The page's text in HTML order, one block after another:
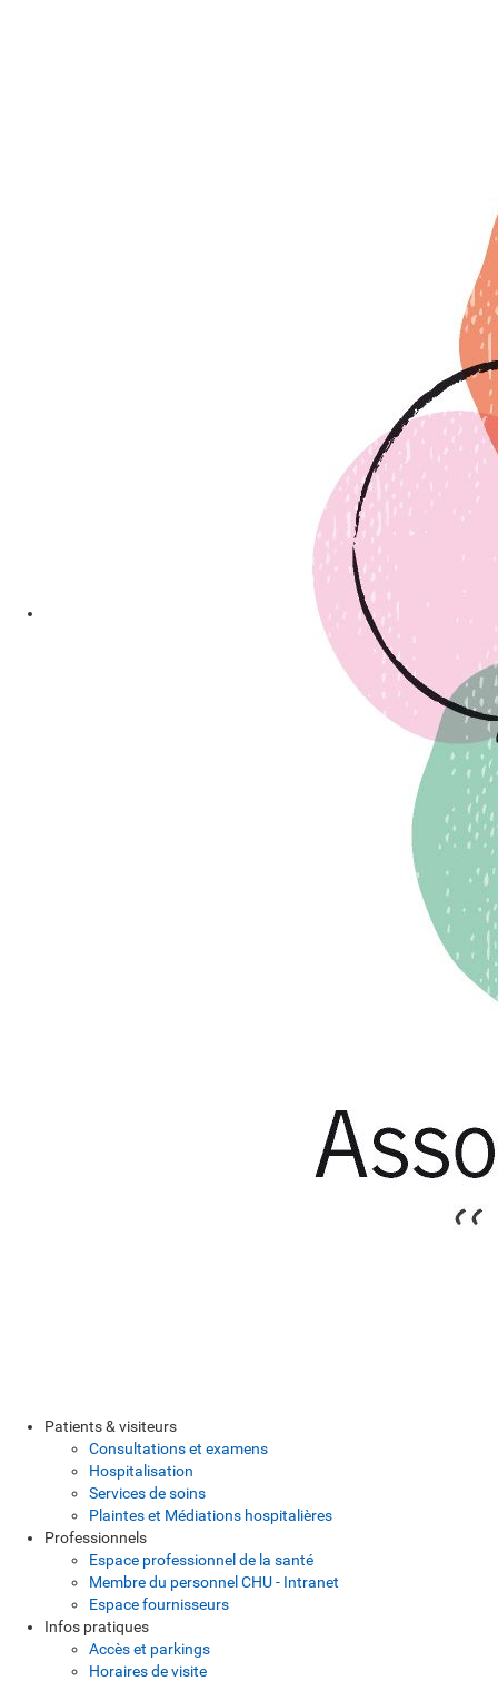
Patients & visiteurs
Consultations et examens
Hospitalisation
Services de soins
Plaintes et Médiations hospitalières
Professionnels
Espace professionnel de la santé
Membre du personnel CHU - Intranet
Espace fournisseurs
Infos pratiques
Accès et parkings
Horaires de visite